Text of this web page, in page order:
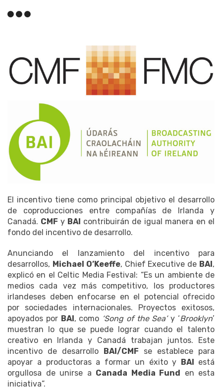
El incentivo tiene como principal objetivo el desarrollo
de coproducciones entre compañías de Irlanda y
Canadá. CMF y BAI contribuirán de igual manera en el
fondo del incentivo de desarrollo.
Anunciando el lanzamiento del incentivo para
desarrollos, Michael O’Keeffe, Chief Executive de BAI,
explicó en el Celtic Media Festival: “Es un ambiente de
medios cada vez más competitivo, los productores
irlandeses deben enfocarse en el potencial ofrecido
por sociedades internacionales. Proyectos exitosos,
apoyados por BAI, como ‘Song of the Sea’y ‘Brooklyn’
muestran lo que se puede lograr cuando el talento
creativo en Irlanda y Canadá trabajan juntos. Este
incentivo de desarrollo BAI/CMF se establece para
apoyar a productoras a formar un éxito y BAI está
orgullosa de unirse a Canada Media Fund en esta
iniciativa”.